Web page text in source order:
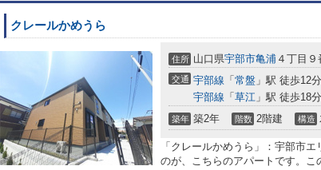
クレールかめうら
住所 山口県宇部市亀浦 ４丁目
交通 宇部線 「 常盤 」駅 徒歩12分
宇部線 「 草江 」駅 徒歩18分
築年 築2年 階数 2階建 構造
「クレールかめうら」：宇部市
のが、こちらのアパートです。